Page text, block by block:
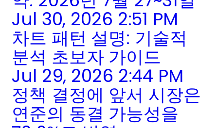
Jul 30, 2026 2:51 PM
차트 패턴 설명: 기술적
분석 초보자 가이드
Jul 29, 2026 2:44 PM
정책 결정에 앞서 시장은
연준의 동결 가능성을